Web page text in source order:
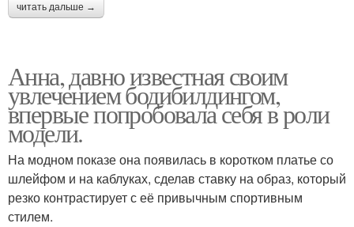
читать дальше →
Анна, давно известная своим
увлечением бодибилдингом,
впервые попробовала себя в роли
модели.
На модном показе она появилась в коротком платье со
шлейфом и на каблуках, сделав ставку на образ, который
резко контрастирует с её привычным спортивным
стилем.